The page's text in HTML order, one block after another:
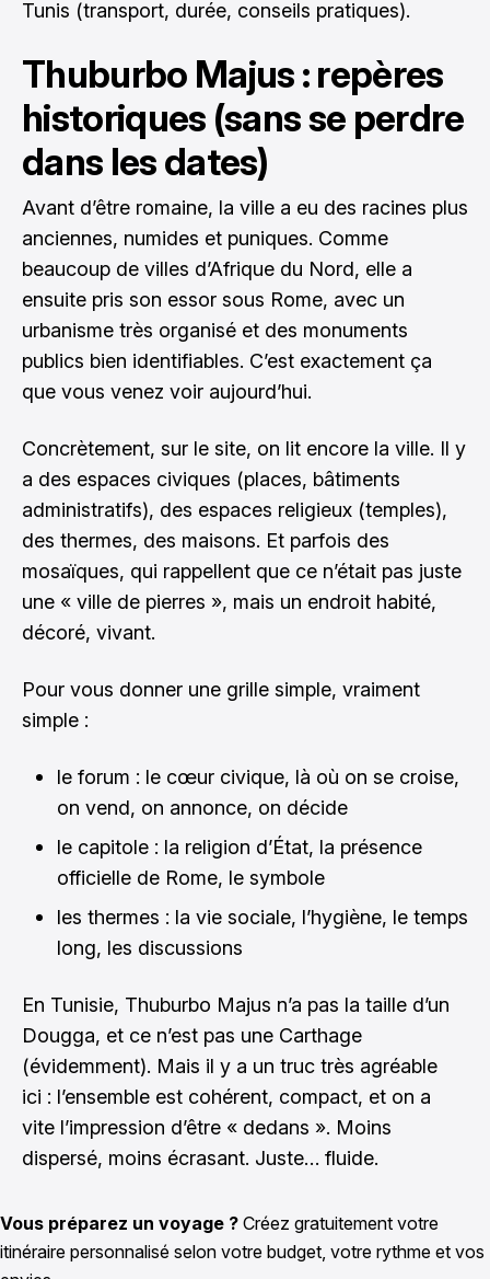
Tunis (transport, durée, conseils pratiques).
Thuburbo Majus : repères
historiques (sans se perdre
dans les dates)
Avant d’être romaine, la ville a eu des racines plus
anciennes, numides et puniques. Comme
beaucoup de villes d’Afrique du Nord, elle a
ensuite pris son essor sous Rome, avec un
urbanisme très organisé et des monuments
publics bien identifiables. C’est exactement ça
que vous venez voir aujourd’hui.
Concrètement, sur le site, on lit encore la ville. Il y
a des espaces civiques (places, bâtiments
administratifs), des espaces religieux (temples),
des thermes, des maisons. Et parfois des
mosaïques, qui rappellent que ce n’était pas juste
une « ville de pierres », mais un endroit habité,
décoré, vivant.
Pour vous donner une grille simple, vraiment
simple :
le forum : le cœur civique, là où on se croise,
on vend, on annonce, on décide
le capitole : la religion d’État, la présence
officielle de Rome, le symbole
les thermes : la vie sociale, l’hygiène, le temps
long, les discussions
En Tunisie, Thuburbo Majus n’a pas la taille d’un
Dougga, et ce n’est pas une Carthage
(évidemment). Mais il y a un truc très agréable
ici : l’ensemble est cohérent, compact, et on a
vite l’impression d’être « dedans ». Moins
dispersé, moins écrasant. Juste… fluide.
Vous préparez un voyage ? Créez gratuitement votre
itinéraire personnalisé selon votre budget, votre rythme et vos